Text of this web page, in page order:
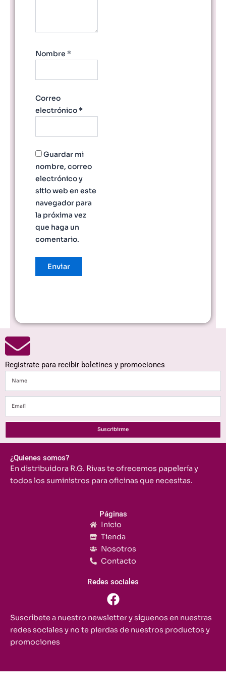
Nombre *
Correo
electrónico*
Guardar mi
nombre, correo
electrónico y
sitio web en este
navegador para
la próxima vez
que haga un
comentario.
Registrate para recibir boletines y promociones
Suscribirme
¿Quienes somos?
En distribuidora R.G. Rivas te ofrecemos papelería y
todos los suministros para oficinas que necesitas.
Páginas
Inicio
Tienda
Nosotros
Contacto
Redes sociales
F
a
c
e
o
Suscríbete a nuestro newsletter y síguenos en nuestras
redes sociales y no te pierdas de nuestros productos y
promociones